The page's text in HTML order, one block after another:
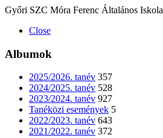
Győri SZC Móra Ferenc Általános Iskola
Close
Albumok
2025/2026. tanév 357
2024/2025. tanév 528
2023/2024. tanév 927
Tanéközi események 5
2022/2023. tanév 643
2021/2022. tanév 372